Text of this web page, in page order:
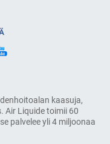
kaasuja,
Air Liquide toimii 60
palvelee yli 4 miljoonaa